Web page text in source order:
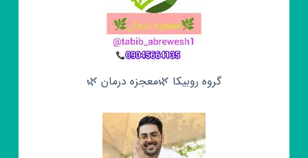
گروه روبیکا 🌿معجزه درمان 🌿